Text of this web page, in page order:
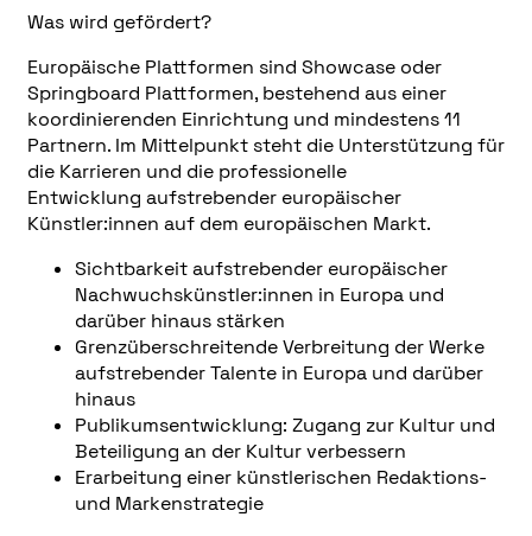
Was wird gefördert?
Europäische Plattformen sind Showcase oder
Springboard Plattformen, bestehend aus einer
koordinierenden Einrichtung und mindestens 11
Partnern. Im Mittelpunkt steht die Unterstützung für
die Karrieren und die professionelle
Entwicklung aufstrebender europäischer
Künstler:innen auf dem europäischen Markt.
Sichtbarkeit aufstrebender europäischer
Nachwuchskünstler:innen in Europa und
darüber hinaus stärken
Grenzüberschreitende Verbreitung der Werke
aufstrebender Talente in Europa und darüber
hinaus
Publikumsentwicklung: Zugang zur Kultur und
Beteiligung an der Kultur verbessern
Erarbeitung einer künstlerischen Redaktions-
und Markenstrategie